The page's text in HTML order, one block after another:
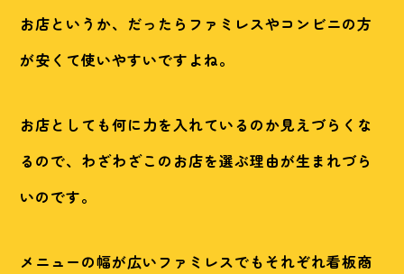
お店というか、だったらファミレスやコンビニの方
が安くて使いやすいですよね。
お店としても何に力を入れているのか見えづらくな
るので、わざわざこのお店を選ぶ理由が生まれづら
いのです。
メニューの幅が広いファミレスでもそれぞれ看板商